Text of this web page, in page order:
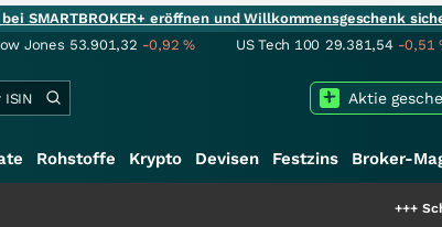
SMARTBROKER+ eröffnen und Willkommensgeschenk
Jones 53.901,32 -0,92% US Tech 100 29.381,54 -0,51
Aktie
Rohstoffe Krypto Devisen Festzins Broker-
Schwere